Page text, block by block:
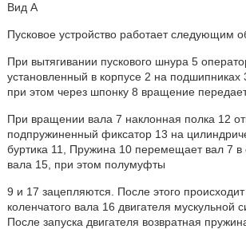
Вид А
Пусковое устройство работает следующим
При вытягивании пускового шнура 5
установленный в корпусе 2 на подшипниках
при этом через шпонку 8 вращение
При вращении вала 7 наклонная полка 12
подпружиненный фиксатор 13 на
буртика 11, Пружина 10 перемещает вал 7 в
вала 15, при этом полумуфты
9 и 17 зацепляются. После этого
коленчатого вала 16 двигателя мускульной
После запуска двигателя возвратная